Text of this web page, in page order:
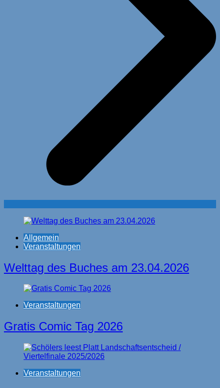
Allgemein
Veranstaltungen
Welttag des Buches am 23.04.2026
Veranstaltungen
Gratis Comic Tag 2026
Veranstaltungen